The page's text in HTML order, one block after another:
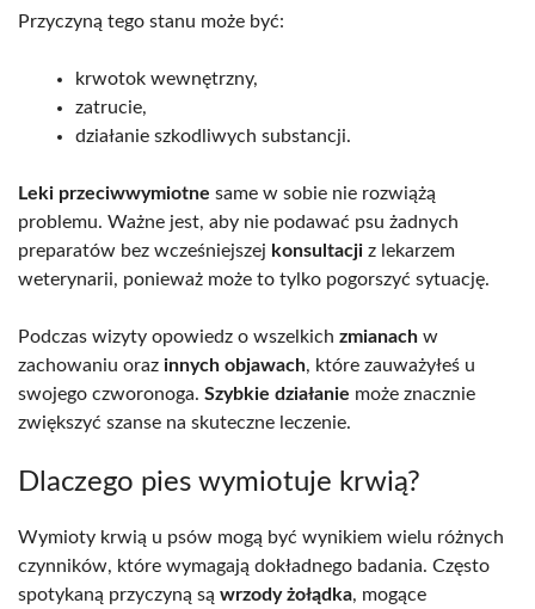
Przyczyną tego stanu może być:
krwotok wewnętrzny,
zatrucie,
działanie szkodliwych substancji.
Leki przeciwwymiotne same w sobie nie rozwiążą
problemu. Ważne jest, aby nie podawać psu żadnych
preparatów bez wcześniejszej konsultacji z lekarzem
weterynarii, ponieważ może to tylko pogorszyć sytuację.
Podczas wizyty opowiedz o wszelkich zmianach w
zachowaniu oraz innych objawach, które zauważyłeś u
swojego czworonoga. Szybkie działanie może znacznie
zwiększyć szanse na skuteczne leczenie.
Dlaczego pies wymiotuje krwią?
Wymioty krwią u psów mogą być wynikiem wielu różnych
czynników, które wymagają dokładnego badania. Często
spotykaną przyczyną są wrzody żołądka, mogące